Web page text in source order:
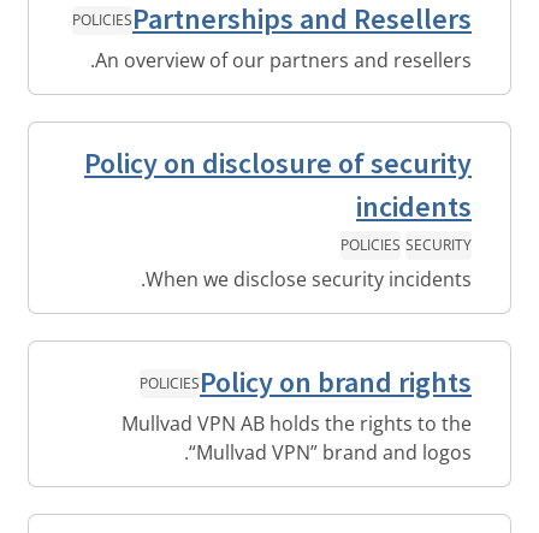
Partnerships and Resellers
POLICIES
An overview of our partners and resellers.
Policy on disclosure of security
incidents
SECURITY
POLICIES
When we disclose security incidents.
Policy on brand rights
POLICIES
Mullvad VPN AB holds the rights to the
“Mullvad VPN” brand and logos.